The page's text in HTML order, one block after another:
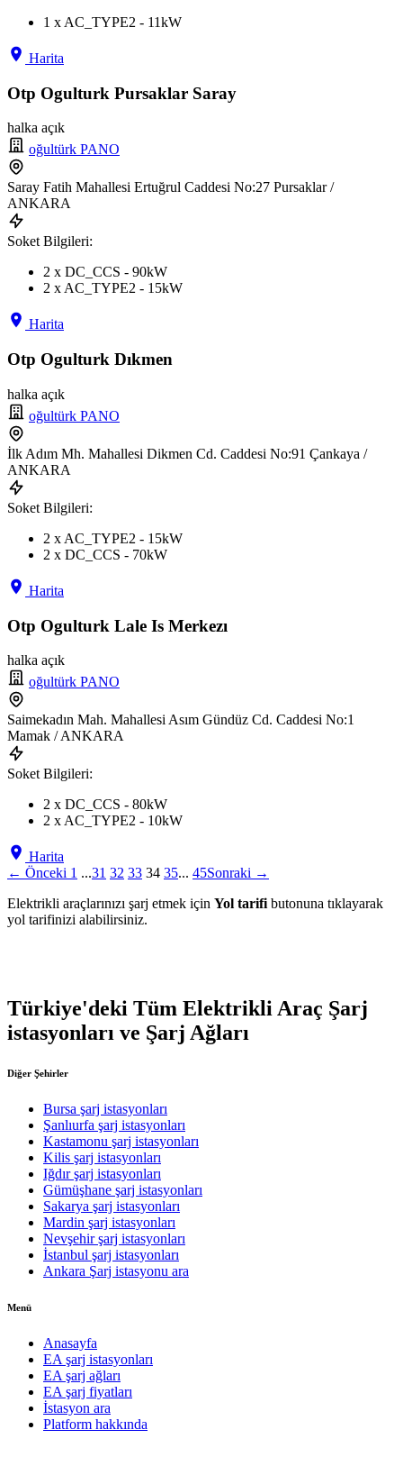
1 x AC_TYPE2 - 11kW
Harita
Otp Ogulturk Pursaklar Saray
halka açık
oğultürk PANO
Saray Fatih Mahallesi Ertuğrul Caddesi No:27 Pursaklar /
ANKARA
Soket Bilgileri:
2 x DC_CCS - 90kW
2 x AC_TYPE2 - 15kW
Harita
Otp Ogulturk Dıkmen
halka açık
oğultürk PANO
İlk Adım Mh. Mahallesi Dikmen Cd. Caddesi No:91 Çankaya /
ANKARA
Soket Bilgileri:
2 x AC_TYPE2 - 15kW
2 x DC_CCS - 70kW
Harita
Otp Ogulturk Lale Is Merkezı
halka açık
oğultürk PANO
Saimekadın Mah. Mahallesi Asım Gündüz Cd. Caddesi No:1
Mamak / ANKARA
Soket Bilgileri:
2 x DC_CCS - 80kW
2 x AC_TYPE2 - 10kW
Harita
← Önceki 1 ...31 32 33 34 35... 45Sonraki →
Elektrikli araçlarınızı şarj etmek için Yol tarifi butonuna tıklayarak
yol tarifinizi alabilirsiniz.
Türkiye'deki Tüm Elektrikli Araç Şarj
istasyonları ve Şarj Ağları
Diğer Şehirler
Bursa şarj istasyonları
Şanlıurfa şarj istasyonları
Kastamonu şarj istasyonları
Kilis şarj istasyonları
Iğdır şarj istasyonları
Gümüşhane şarj istasyonları
Sakarya şarj istasyonları
Mardin şarj istasyonları
Nevşehir şarj istasyonları
İstanbul şarj istasyonları
Ankara Şarj istasyonu ara
Menü
Anasayfa
EA şarj istasyonları
EA şarj ağları
EA şarj fiyatları
İstasyon ara
Platform hakkında